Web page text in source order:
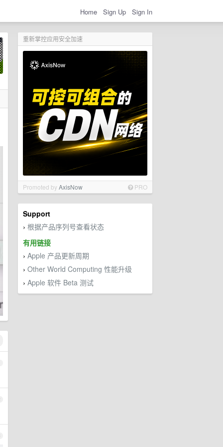
Home Sign Up Sign In
重新掌控应用安全加速
Promoted byAxisNow PRO
Support
› 根据产品序列号查看状态
有用链接
› Apple 产品更新周期
› Other World Computing 性能升级
› Apple 软件 Beta 测试